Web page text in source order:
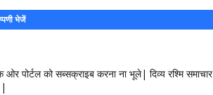
भेजें
ओर पोर्टल को सब्सक्राइब करना ना भूले| दिव्य रश्मि समाचार